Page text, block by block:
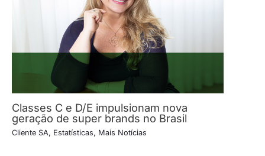
Classes C e D/E impulsionam nova
geração de super brands no Brasil
Cliente SA, Estatísticas, Mais Notícias